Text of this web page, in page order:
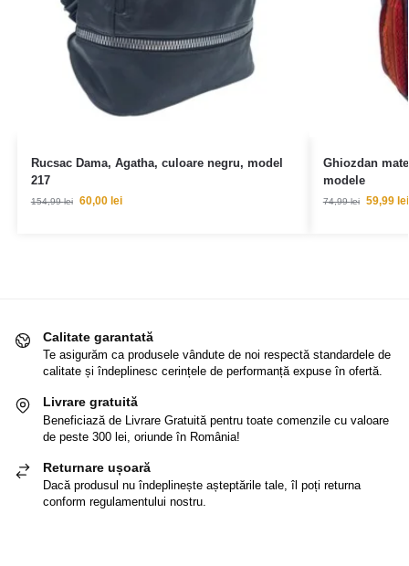
Rucsac Dama, Agatha, culoare negru, model
217
154,99lei 60,00 lei
Ghiozdan
modele
74,99lei 59,99 lei
Calitate garantată
Te asigurăm ca produsele vândute de noi respectă standardele de
calitate și îndeplinesc cerințele de performanță expuse în ofertă.
Livrare gratuită
Beneficiază de Livrare Gratuită pentru toate comenzile cu valoare
de peste 300 lei, oriunde în România!
Returnare ușoară
Dacă produsul nu îndeplinește așteptările tale, îl poți returna
conform regulamentului nostru.